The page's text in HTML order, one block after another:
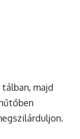
majd